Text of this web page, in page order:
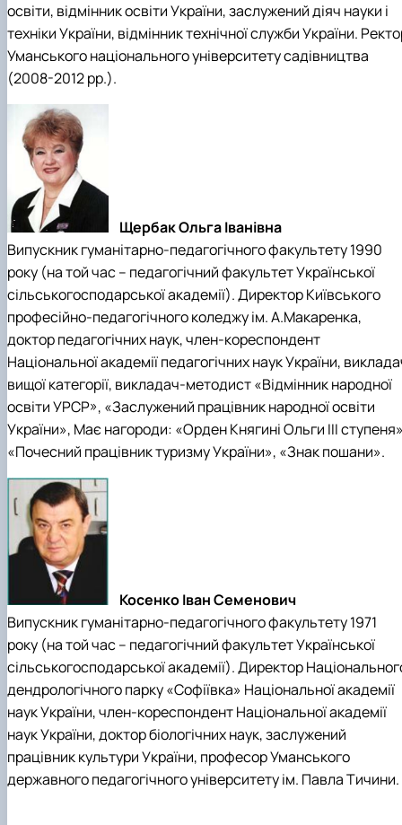
освіти, відмінник освіти України, заслужений діяч науки і
техніки України, відмінник технічної служби України.
Уманського національного університету садівництва
(2008-2012 рр.).
Щербак Ольга Іванівна
Випускник гуманітарно-педагогічного факультету 1990
року (на той час – педагогічний факультет Української
сільськогосподарської академії). Директор Київського
професійно-педагогічного коледжу ім. А.Макаренка,
доктор педагогічних наук, член-кореспондент
Національної академії педагогічних наук України,
вищої категорії, викладач-методист «Відмінник народної
освіти УРСР», «Заслужений працівник народної освіти
України», Має нагороди: «Орден Княгині Ольги ІІІ
«Почесний працівник туризму України», «Знак пошани».
Косенко Іван Семенович
Випускник гуманітарно-педагогічного факультету 1971
року (на той час – педагогічний факультет Української
сільськогосподарської академії). Директор
дендрологічного парку «Софіївка» Національної академії
наук України, член-кореспондент Національної академії
наук України, доктор біологічних наук, заслужений
працівник культури України, професор Уманського
державного педагогічного університету ім. Павла Тичини.